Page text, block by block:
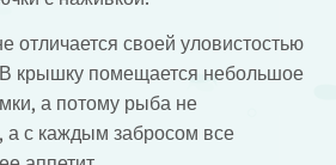
отличается своей уловистостью
В крышку помещается небольшое
а потому рыба не
а с каждым забросом все